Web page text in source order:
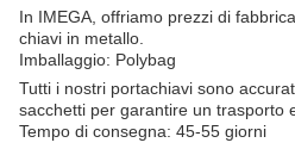
In IMEGA, offriamo prezzi di
chiavi in metallo.
Imballaggio: Polybag
Tutti i nostri portachiavi sono
sacchetti per garantire un trasporto
Tempo di consegna: 45-55 giorni